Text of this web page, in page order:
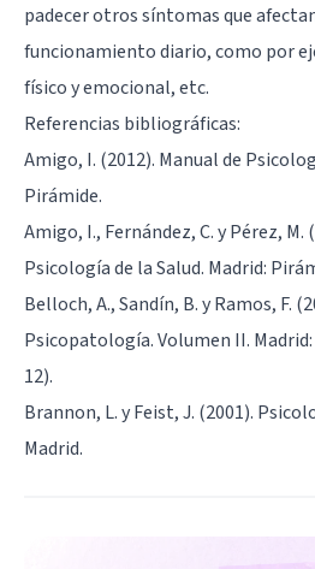
padecer otros síntomas que
funcionamiento diario, como por
físico y emocional, etc.
Referencias bibliográficas:
Amigo, I. (2012). Manual de
Pirámide.
Amigo, I., Fernández, C. y Pérez, M.
Psicología de la Salud. Madrid:
Belloch, A., Sandín, B. y Ramos, F.
Psicopatología. Volumen II.
12).
Brannon, L. y Feist, J. (2001).
Madrid.